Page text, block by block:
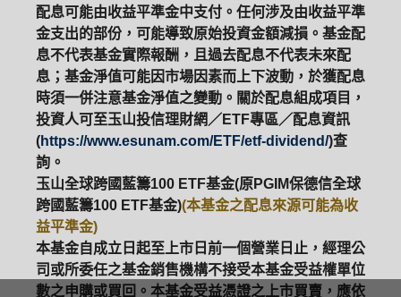
配息可能由收益平準金中支付。任何涉及由收益平準
金支出的部份，可能導致原始投資金額減損。基金配
息不代表基金實際報酬，且過去配息不代表未來配
息；基金淨值可能因市場因素而上下波動，於獲配息
時須一併注意基金淨值之變動。關於配息組成項目，
投資人可至玉山投信理財網／ETF專區／配息資訊
(https://www.esunam.com/ETF/etf-dividend/)查
詢。
玉山全球跨國藍籌100 ETF基金(原PGIM保德信全球
跨國藍籌100 ETF基金)(本基金之配息來源可能為收
益平準金)
本基金自成立日起至上市日前一個營業日止，經理公
司或所委任之基金銷售機構不接受本基金受益權單位
數之申購或買回。本基金受益憑證之上市買賣，應依